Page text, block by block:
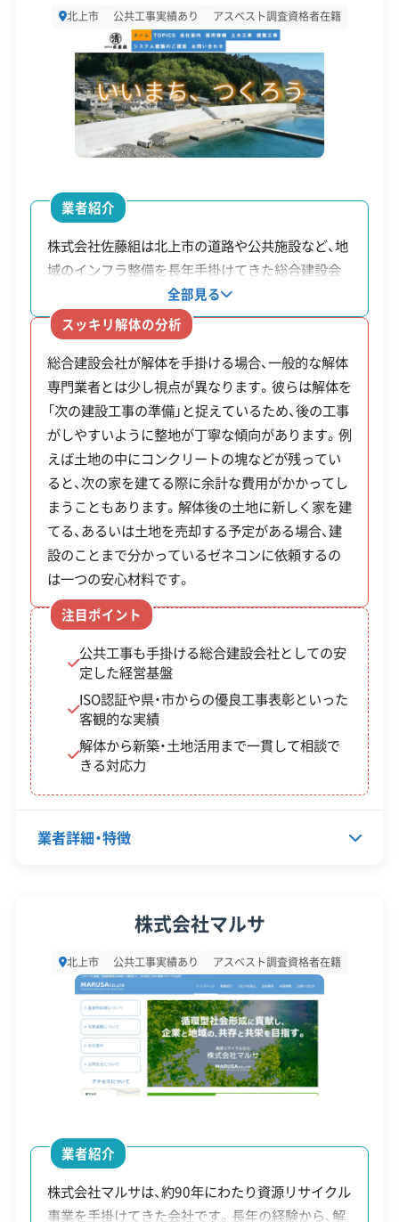
人口減少
築住宅取
得費用補
助（空き家
解体加算
200
万円
（基
本額
＋加
金）
市が定める「地域拠点区域」
などで新築住宅を取得し、同
じ地区内の空き家を解体す
るなどの条件を満たすと、組
み合わせで補助額が加算さ
家等除却
補助金
費用
の4/
（上
限5
0万
円）
倒壊の恐れがある「特定空
家」などに認定された建物が
対象。新築を伴わない解体工
事で利用できます。
※「人口減少地域の新築住宅取得費用補助」の令和7
年度予算額は17,300千円と公表されており、高額な
補助のため早めに予算の上限に達する可能性があ
ります。また、令和8年度以降の実施は未定とされて
いるため、利用を検討するなら早めの申請をおすす
めします。
※制度の最新情報や申請様式は、必ず自治体の公式
サイトをご確認ください。
北上市の公式サイトで詳細を見る
リーンセンターが設ける厳しい寸法制限への
対応が重要です。現場での事前切断がコスト削
減の鍵です。
北上市の空き家解体で特に注意したいのが、家財道
具といった一般廃棄物の処分です。市の「岩手中部
カーペットなどは「80cm×60cm×60cm」以下の大
きさに切断しないと受け付けてもらえません。この
1972年3月
資本金 5,000万円
電話番号 0197-62-3636
営業時間 8:00～17:00
営業日
建物構造 木造 鉄骨造 RC造
対応業務
産業廃棄物収集運搬業
産業廃棄物処分業
土木工事業
公式HP 公式サイトを見る
SNS SNSを見る
許可番号
【建設業許可】
岩手県知事：第004184号
【産業廃棄物収集運搬業許可】
岩手県知事：第00312033221号
宮城県知事：第00400033221号
秋田県知事：第00507033221号
岩手県知事：第00342033221号
【一般廃棄物収集運搬業許可】
北上市長：第512号
​奥州市長：第101号
全部見る
この解体業者の特徴
験・規模
創業30年以上
中間処理場保有
公共工事の経験
対応工事 アスベストレベル1,2除去
県外出張
地域貢献・ボランティア
顧客対
応・サー
自社ホームページ
無料見積もり
不要品回収
建設リサイクル届
近隣挨拶
SNS 土対応
北上市 公共工事実績あり アスベスト調査資格者在籍
業者紹介
株式会社佐藤組は北上市の道路や公共施設など、地
域のインフラ整備を長年手掛けてきた総合建設会
社です。公共工事を担う安定した経営基盤があり、
個人の住宅から工場まで建物の規模を問わず対応
しています。技術面では品質管理の国際規格である
「ISO」の認証を受けているほか、県や市から優良工
事表彰を繰り返し受賞している実績があります。こ
うした総合力は解体工事にも活かされており、単に
建物を壊すだけでなく、その後の土地活用や新築ま
で一貫して相談可能です。
全部見る
スッキリ解体の分析
総合建設会社が解体を手掛ける場合、一般的な解体
専門業者とは少し視点が異なります。彼らは解体を
「次の建設工事の準備」と捉えているため、後の工事
がしやすいように整地が丁寧な傾向があります。例
えば土地の中にコンクリートの塊などが残ってい
ると、次の家を建てる際に余計な費用がかかってし
まうこともあります。解体後の土地に新しく家を建
てる、あるいは土地を売却する予定がある場合、建
設のことまで分かっているゼネコンに依頼するの
は一つの安心材料です。
注目ポイント
公共工事も手掛ける総合建設会社としての安
定した経営基盤
ISO認証や県・市からの優良工事表彰といった
客観的な実績
解体から新築・土地活用まで一貫して相談で
きる対応力
業者詳細・特徴
設立日 1950年3月1日
資本金 5,000万円
電話番号 0197-67-5555
営業時間 8:00～17:00
営業日
建物構造
株式会社マルサ
北上市 公共工事実績あり アスベスト調査資格者在籍
業者紹介
株式会社マルサは、約90年にわたり資源リサイクル
事業を手掛けてきた会社です。長年の経験から、解